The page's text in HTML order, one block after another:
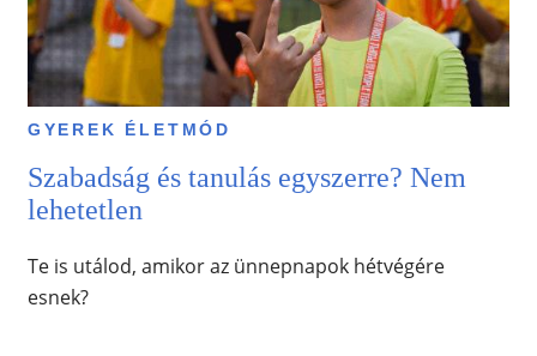
GYEREK ÉLETMÓD
Szabadság és tanulás egyszerre? Nem
lehetetlen
Te is utálod, amikor az ünnepnapok hétvégére
esnek?